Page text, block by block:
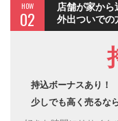
HOW
02
店舗が家から
外出ついでの
持込ボーナスあり！
少しでも高く売るな